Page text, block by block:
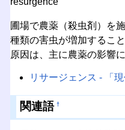
圃場で農薬（殺虫剤）を
種類の害虫が増加すること
原因は、主に農薬の影響
リサージェンス - 「
関連語 †